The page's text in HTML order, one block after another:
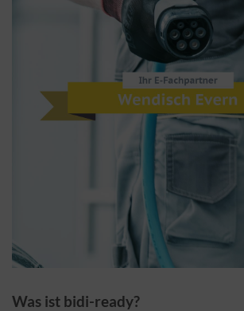
Was ist bidi-ready?